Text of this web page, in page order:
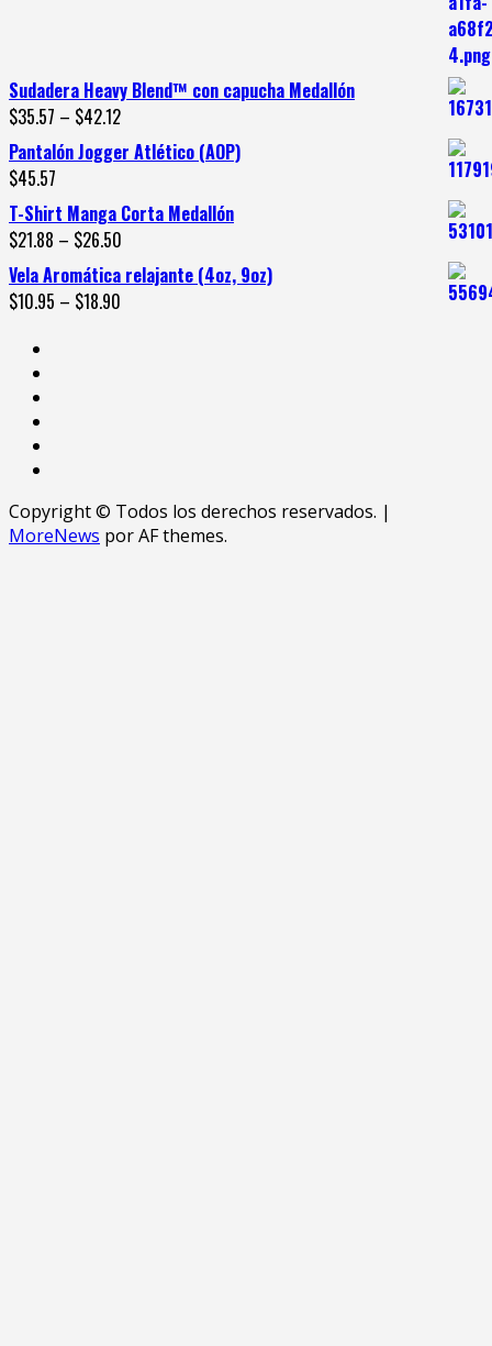
Sudadera Heavy Blend™ con capucha Medallón
$35.57 – $42.12
Pantalón Jogger Atlético (AOP)
$45.57
T-Shirt Manga Corta Medallón
$21.88 – $26.50
Vela Aromática relajante (4oz, 9oz)
$10.95 – $18.90
Copyright © Todos los derechos reservados. |
MoreNews por AF themes.